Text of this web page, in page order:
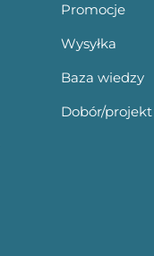
Promocje
Wysyłka
Baza wiedzy
Dobór/projekt